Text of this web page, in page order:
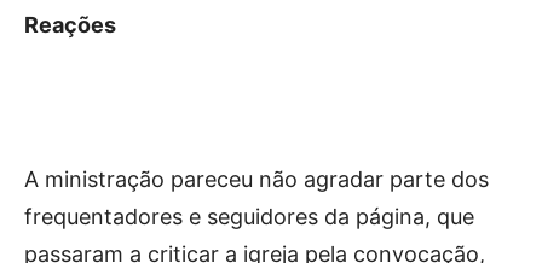
Reações
A ministração pareceu não agradar parte dos
frequentadores e seguidores da página, que
passaram a criticar a igreja pela convocação,